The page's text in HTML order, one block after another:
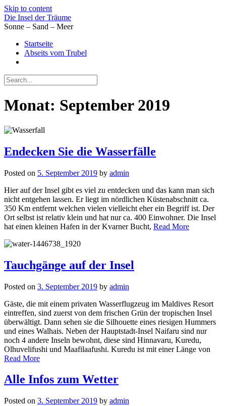
Skip to content
Die Insel der Träume
Sonne – Sand – Meer
Startseite
Abseits vom Trubel
Monat: September 2019
Endecken Sie die Wasserfälle
Posted on 5. September 2019 by admin
Hier auf der Insel gibt es viel zu entdecken und das kann man sich
nicht entgehen lassen. Er liegt im nördlichen Küstenabschnitt ca.
350 Km entfernt welchen vielen vielleicht eher ein Begriff ist. Der
Ort selbst ist relativ klein und hat nur ca. 400 Einwohner. Die Insel
hat einen kleinen Hafen in der Kvarner Bucht, Read More
Tauchgänge auf der Insel
Posted on 3. September 2019 by admin
Gäste, die mit einem privaten Wasserflugzeug im Maldives Resort
eintreffen, sind zuerst von dem frischen Grün der tropischen Insel
überwältigt. Dann sehen sie die Silhouette eines riesigen Hummers
und eines Walhais. Neben der Hauptstadt-Insel Naifaru sind nur
noch 4 andere Inseln bewohnt, diese sind Hinnavaru, Kuredu,
Olhuvelifushi und Maafilaafushi. Kuredu ist mit einer Länge von
Read More
Alle Infos zum Wetter
Posted on 3. September 2019 by admin